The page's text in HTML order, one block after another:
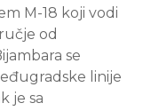
M-18 koji vodi
od
se
linije
je sa